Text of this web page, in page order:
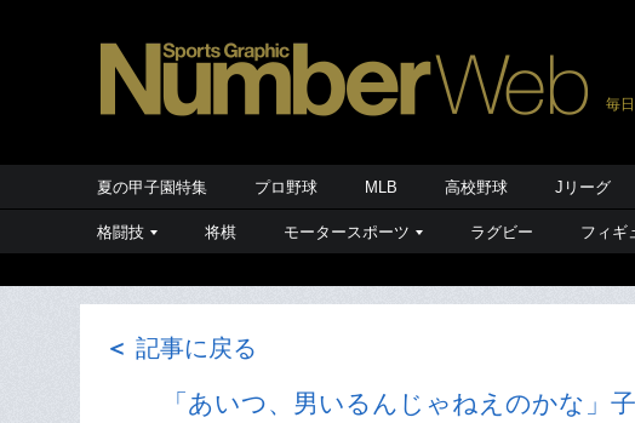
毎
夏の甲子園特集 プロ野球 MLB 高校野球 Jリーグ
格闘技 将棋 モータースポーツ ラグビー フィギ
＜ 記事に戻る
「あいつ、男いるんじゃねえのかな」